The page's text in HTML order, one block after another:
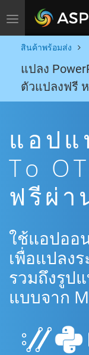
Toggle navigation
สินค้าพร้อมส่ง
แปลง
ตัวแปลงฟรี ห
แอปแ
To
ฟรีผ่า
ใช้แอปออ
เพื่อแปลงร
รวมถึงรูป
แบบจาก